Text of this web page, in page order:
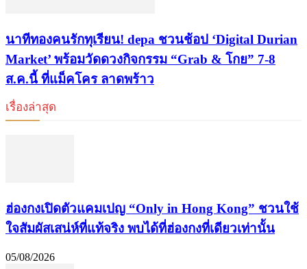
นาทีทองคนรักทุเรียน! depa ชวนช้อป ‘Digital Durian
Market’ พร้อมวัดดวงกิจกรรม “Grab & โกย” 7-8
ส.ค.นี้ ที่แม็คโคร ลาดพร้าว
เรื่องล่าสุด
ฮ่องกงเปิดตัวแคมเปญ “Only in Hong Kong” ชวนใช้
ใจสัมผัสเสน่ห์ที่แท้จริง พบได้ที่ฮ่องกงที่เดียวเท่านั้น
05/08/2026